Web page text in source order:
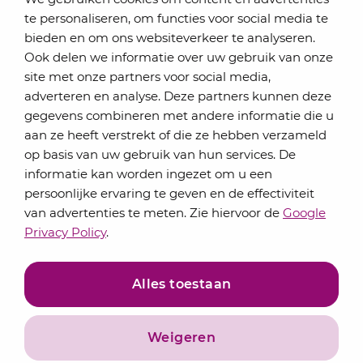
te personaliseren, om functies voor social media te
bieden en om ons websiteverkeer te analyseren.
Ook delen we informatie over uw gebruik van onze
site met onze partners voor social media,
adverteren en analyse. Deze partners kunnen deze
gegevens combineren met andere informatie die u
aan ze heeft verstrekt of die ze hebben verzameld
op basis van uw gebruik van hun services. De
informatie kan worden ingezet om u een
persoonlijke ervaring te geven en de effectiviteit
van advertenties te meten. Zie hiervoor de Google
Privacy Policy.
Alles toestaan
Weigeren
Schrijf je in voor onze nieuwsbrief
Elke maand bundelen de adviseurs van Lansigt in
de eSigt het nieuws.
Jouw emailadres
Inschrijven
PrivacyverklaringAlgemene voorwaarden